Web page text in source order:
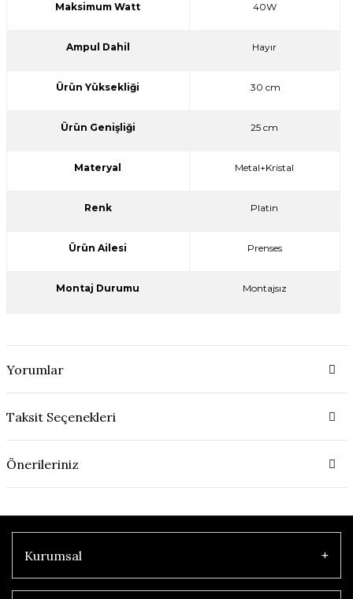
Maksimum Watt 40W
Ampul Dahil Hayır
Ürün Yüksekliği 30 cm
Ürün Genişliği 25 cm
Materyal Metal+Kristal
Renk Platin
Ürün Ailesi Prenses
Montaj Durumu Montajsız
Yorumlar
Taksit Seçenekleri
Önerileriniz
Kurumsal